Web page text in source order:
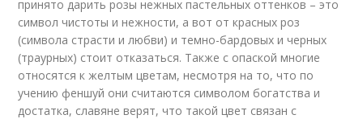
принято дарить розы нежных пастельных оттенков – это
символ чистоты и нежности, а вот от красных роз
(символа страсти и любви) и темно-бардовых и черных
(траурных) стоит отказаться. Также с опаской многие
относятся к желтым цветам, несмотря на то, что по
учению феншуй они считаются символом богатства и
достатка, славяне верят, что такой цвет связан с